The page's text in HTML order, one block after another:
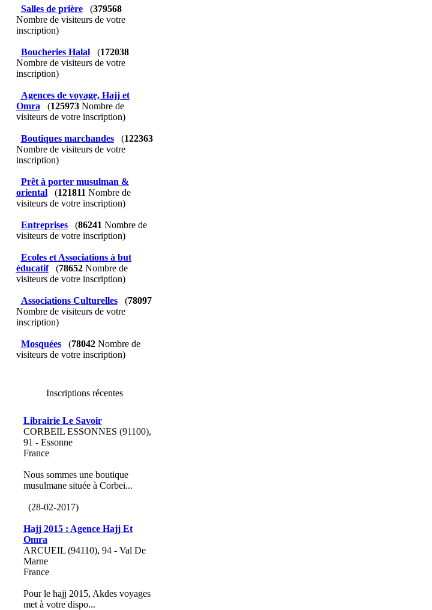
Salles de prière (379568
Nombre de visiteurs de votre
inscription)
Boucheries Halal (172038
Nombre de visiteurs de votre
inscription)
Agences de voyage, Hajj et
Omra
(125973Nombre de
visiteurs de votre inscription)
Boutiques marchandes (122363
Nombre de visiteurs de votre
inscription)
Prêt à porter musulman &
oriental
(121811 Nombre de
visiteurs de votre inscription)
Entreprises (86241 Nombre de
visiteurs de votre inscription)
Ecoles et Associations à but
éducatif
(78652Nombre de
visiteurs de votre inscription)
Associations Culturelles (78097
Nombre de visiteurs de votre
inscription)
Mosquées (78042Nombre de
visiteurs de votre inscription)
Inscriptions récentes
Librairie Le Savoir
CORBEIL ESSONNES (91100),
91 - Essonne
France
Nous sommes une boutique
musulmane située à Corbei...
(28-02-2017)
Hajj 2015 : Agence Hajj Et
Omra
ARCUEIL (94110), 94 - Val De
Marne
France
Pour le hajj 2015, Akdes voyages
met à votre dispo...